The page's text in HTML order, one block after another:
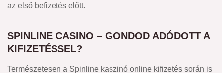
az első befizetés előtt.
SPINLINE CASINO – GONDOD ADÓDOTT A
KIFIZETÉSSEL?
Természetesen a Spinline kaszinó online kifizetés során is